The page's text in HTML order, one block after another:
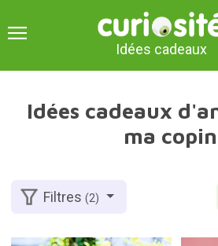
Idées cadeaux
Idées cadeaux
ma
Filtres(2)